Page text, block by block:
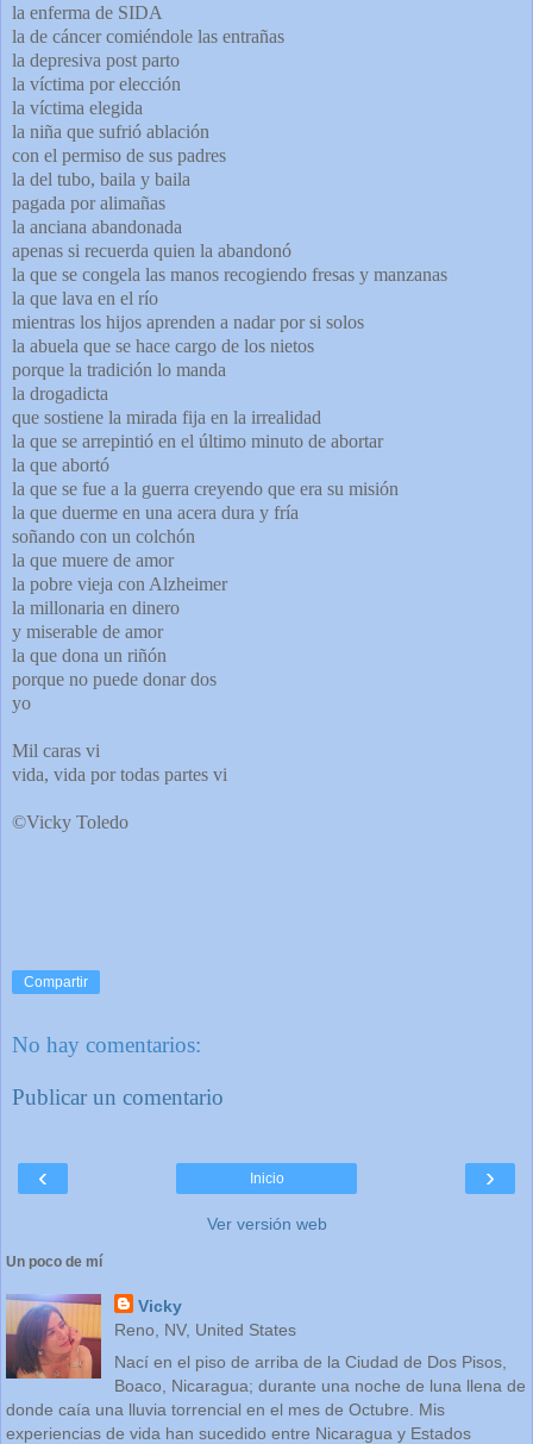
la enferma de SIDA
la de cáncer comiéndole las entrañas
la depresiva post parto
la víctima por elección
la víctima elegida
la niña que sufrió ablación
con el permiso de sus padres
la del tubo, baila y baila
pagada por alimañas
la anciana abandonada
apenas si recuerda quien la abandonó
la que se congela las manos recogiendo fresas y manzanas
la que lava en el río
mientras los hijos aprenden a nadar por si solos
la abuela que se hace cargo de los nietos
porque la tradición lo manda
la drogadicta
que sostiene la mirada fija en la irrealidad
la que se arrepintió en el último minuto de abortar
la que abortó
la que se fue a la guerra creyendo que era su misión
la que duerme en una acera dura y fría
soñando con un colchón
la que muere de amor
la pobre vieja con Alzheimer
la millonaria en dinero
y miserable de amor
la que dona un riñón
porque no puede donar dos
yo
Mil caras vi
vida, vida por todas partes vi
©Vicky Toledo
Compartir
No hay comentarios:
Publicar un comentario
‹ ›
Inicio
Ver versión web
Un poco de mí
Vicky
Reno, NV, United States
Nací en el piso de arriba de la Ciudad de Dos Pisos,
Boaco, Nicaragua; durante una noche de luna llena de
donde caía una lluvia torrencial en el mes de Octubre. Mis
experiencias de vida han sucedido entre Nicaragua y Estados